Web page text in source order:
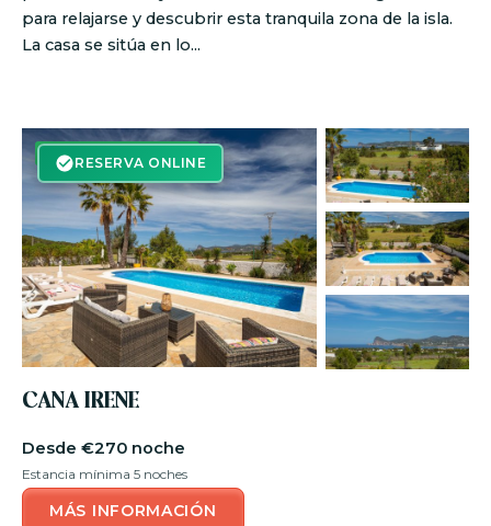
para relajarse y descubrir esta tranquila zona de la isla.
La casa se sitúa en lo...
RESERVA ONLINE
RESERVA ON-LINE
CANA IRENE
€270 noche
Estancia mínima 5 noches
MÁS INFORMACIÓN